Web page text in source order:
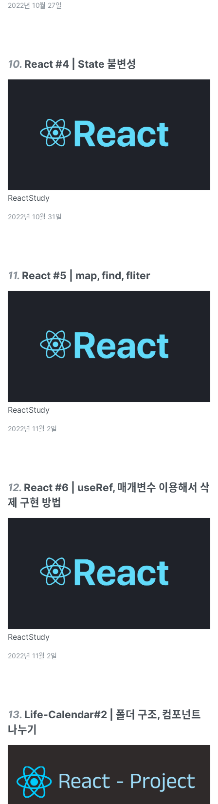
2022년 10월 27일
10. React #4 | State 불변성
ReactStudy
2022년 10월 31일
11. React #5 | map, find, fliter
ReactStudy
2022년 11월 2일
12. React #6 | useRef, 매개변수 이용해서 삭
제 구현 방법
ReactStudy
2022년 11월 2일
13. Life-Calendar#2 | 폴더 구조, 컴포넌트
나누기